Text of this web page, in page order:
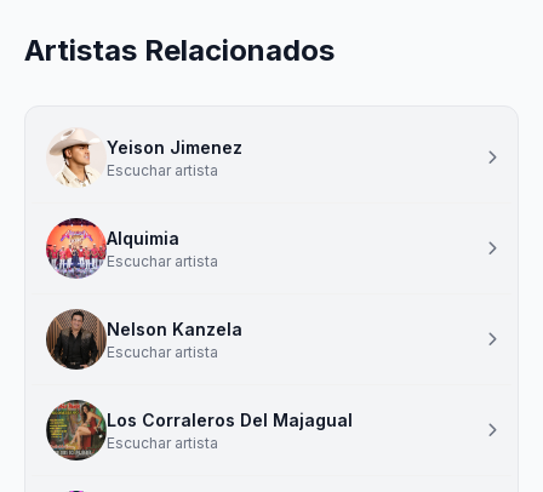
Artistas Relacionados
Yeison Jimenez
Escuchar artista
Alquimia
Escuchar artista
Nelson Kanzela
Escuchar artista
Los Corraleros Del Majagual
Escuchar artista